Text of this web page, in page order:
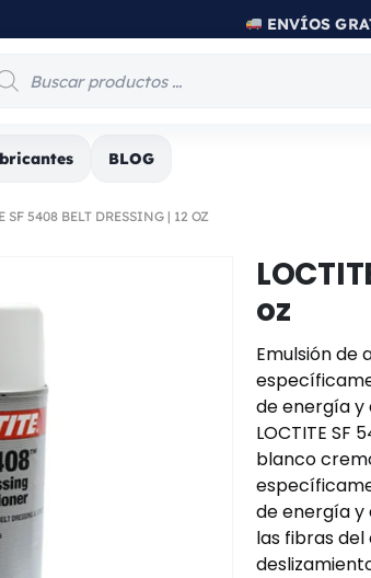
ENVÍOS
BLOG
SF 5408 BELT DRESSING | 12 OZ
oz
Emulsión de
de energía y
LOCTITE
blanco
de energía y
las fibras